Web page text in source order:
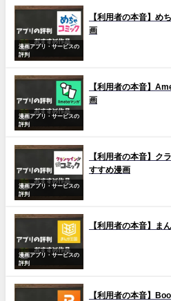
漫画アプリ・サービスの
評判
【利用者の本音】め
画
漫画アプリ・サービスの
評判
【利用者の本音】
画
漫画アプリ・サービスの
評判
【利用者の本音】ク
すすめ漫画
漫画アプリ・サービスの
評判
【利用者の本音】ま
【利用者の本音】